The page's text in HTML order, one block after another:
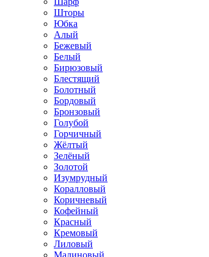
Шторы
Юбка
Алый
Бежевый
Белый
Бирюзовый
Блестящий
Болотный
Бордовый
Бронзовый
Голубой
Горчичный
Жёлтый
Зелёный
Золотой
Изумрудный
Коралловый
Коричневый
Кофейный
Красный
Кремовый
Лиловый